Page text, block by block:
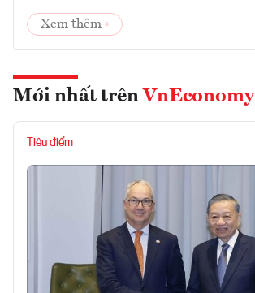
Xem thêm
Mới nhất trên VnEconomy
Tiêu điểm